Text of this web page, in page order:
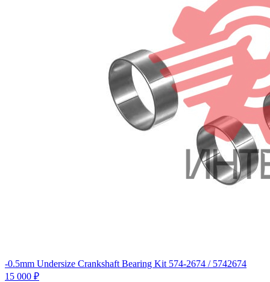
-0.5mm Undersize Crankshaft Bearing Kit 574-2674 / 5742674
15 000 ₽